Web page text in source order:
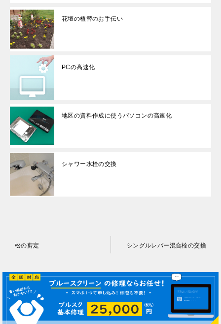
花壇の植替のお手伝い
PCの高速化
地区の資料作成に使うパソコンの高速化
シャワー水栓の交換
ナ
ビ
ゲ
松の剪定 シングルレバー混合栓の交換